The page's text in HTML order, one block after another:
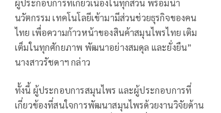
ผู้ประกอบการที่เกี่ยวเนื่องในทุกส่วน พร้อมนำ
นวัตกรรม เทคโนโลยีเข้ามามีส่วนช่วยธุรกิจของคน
ไทย เพื่อความก้าวหน้าของสินค้าสมุนไพรไทย เติม
เต็มในทุกศักยภาพ พัฒนาอย่างสมดุล และยั่งยืน”
นางสาวรัชดาฯ กล่าว
ทั้งนี้ ผู้ประกอบการสมุนไพร และผู้ประกอบการที่
เกี่ยวข้องที่สนใจการพัฒนาสมุนไพรด้วยงานวิจัยด้าน